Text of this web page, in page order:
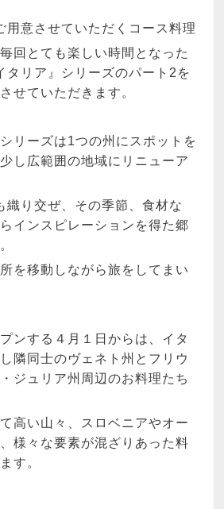
用意させていただくコース料理
回とても楽しい時間となった
タリア』シリーズのパート2を
せていただきます。
リーズは1つの州にスポットを
し広範囲の地域にリニューア
織り交ぜ、その季節、食材な
インスピレーションを得た郷
を移動しながら旅をしてまい
ンする４月１日からは、イタ
隣同士のヴェネト州とフリウ
ジュリア州周辺のお料理たち
高い山々、スロベニアやオー
様々な要素が混ざりあった料
す。